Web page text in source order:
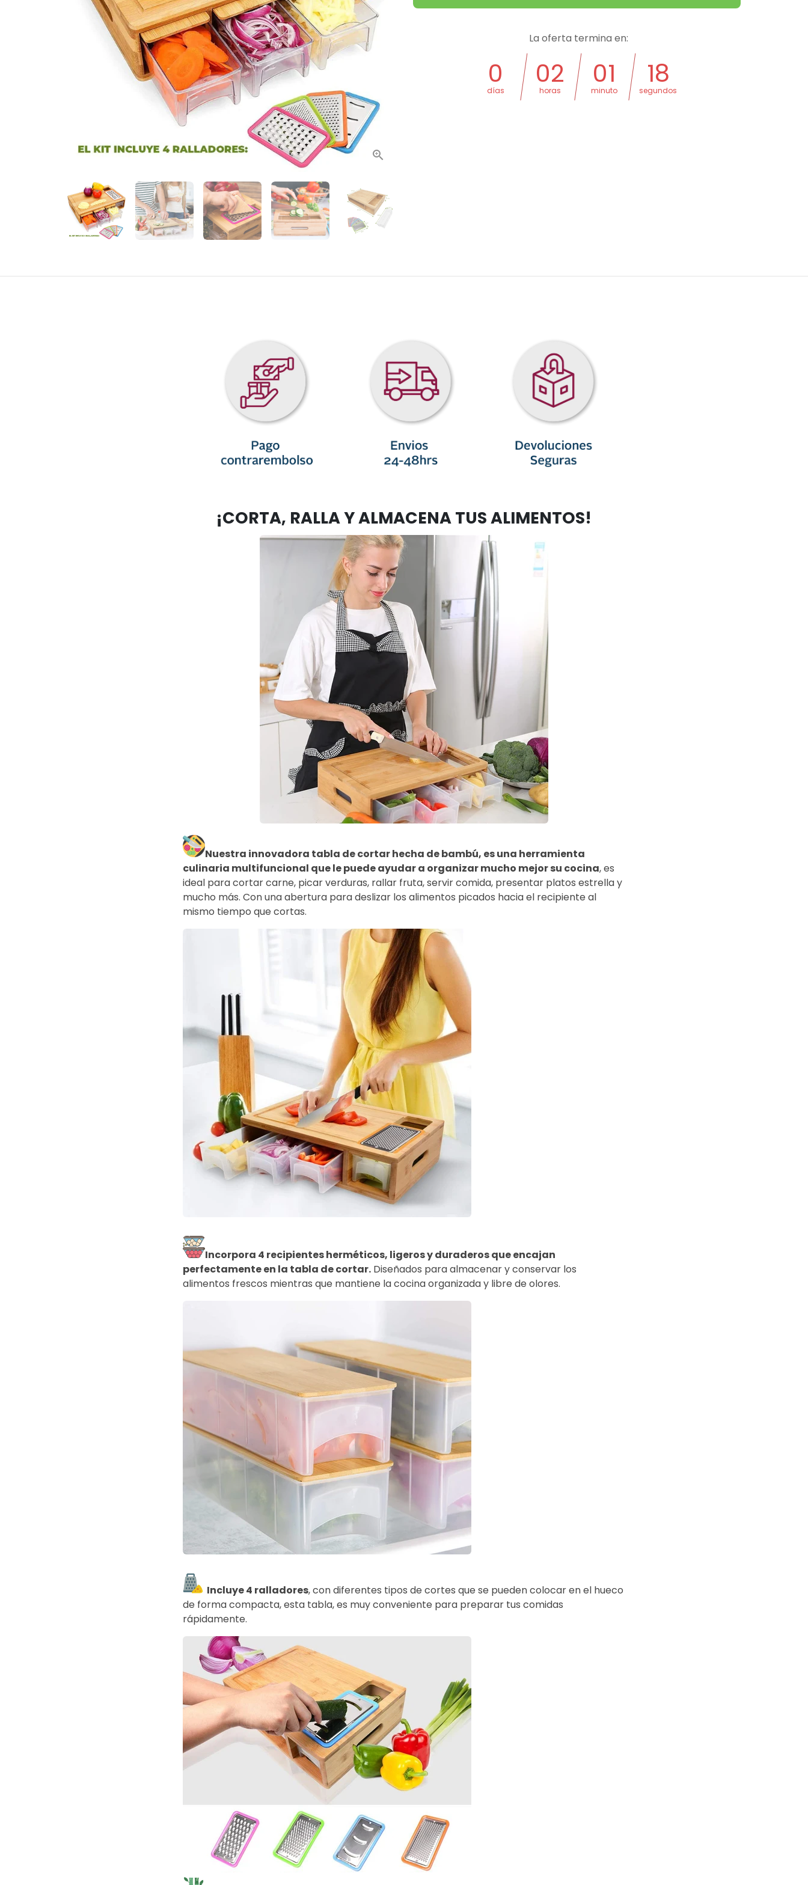
La oferta termina en:
0
días
02
horas
01
minuto
17
segundos
¡CORTA, RALLA Y ALMACENA TUS ALIMENTOS!
Nuestra innovadora tabla de cortar hecha de bambú, es una herramienta
culinaria multifuncional que le puede ayudar a organizar mucho mejor su cocina, es
ideal para cortar carne, picar verduras, rallar fruta, servir comida, presentar platos estrella y
mucho más. Con una abertura para deslizar los alimentos picados hacia el recipiente al
mismo tiempo que cortas.
Incorpora 4 recipientes herméticos, ligeros y duraderos que encajan
perfectamente en la tabla de cortar.Diseñados para almacenar y conservar los
alimentos frescos mientras que mantiene la cocina organizada y libre de olores.
Incluye 4 ralladores, con diferentes tipos de cortes que se pueden colocar en el hueco
de forma compacta, esta tabla, es muy conveniente para preparar tus comidas
rápidamente.